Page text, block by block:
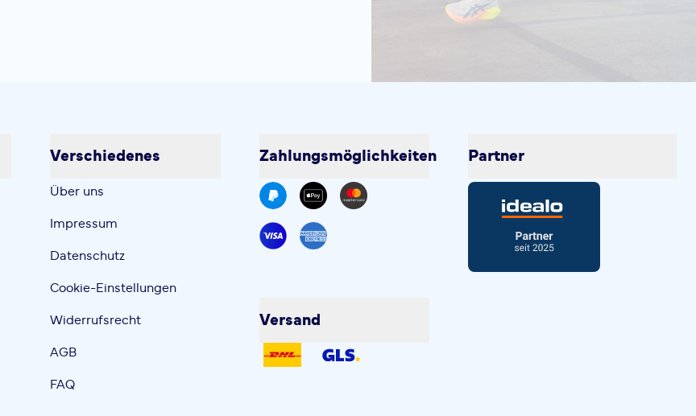
Verschiedenes
Über uns
Impressum
Datenschutz
Cookie-Einstellungen
Widerrufsrecht
AGB
FAQ
Zahlungsmöglichkeiten
Versand
Partner